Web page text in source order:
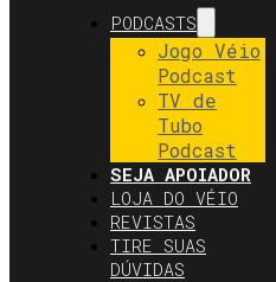
PODCASTS
Jogo Véio
Podcast
TV de
Tubo
Podcast
SEJA APOIADOR
LOJA DO VÉIO
REVISTAS
TIRE SUAS
DÚVIDAS